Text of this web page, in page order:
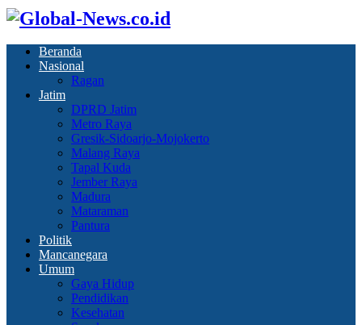
Beranda
Nasional
Ragan
Jatim
DPRD Jatim
Metro Raya
Gresik-Sidoarjo-Mojokerto
Malang Raya
Tapal Kuda
Jember Raya
Madura
Mataraman
Pantura
Politik
Mancanegara
Umum
Gaya Hidup
Pendidikan
Kesehatan